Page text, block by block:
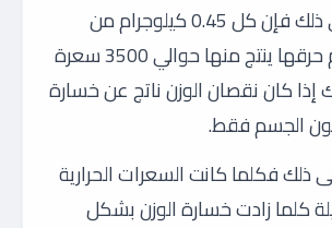
علاوة على ذلك فإن كل 0.45 كيلوجرام من
الدهون يتم حرقها ينتج منها حوالي 3500 سعرة
إذا كان نقصان الوزن ناتج عن خسارة
الجسم فقط.
ذلك فكلما كانت السعرات الحرارية
كلما زادت خسارة الوزن بشكل